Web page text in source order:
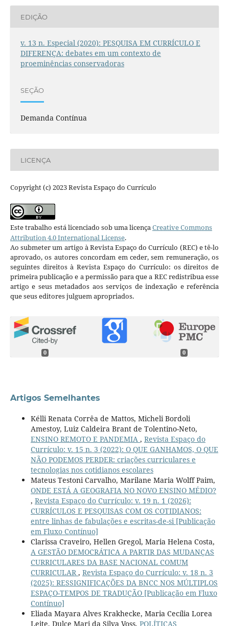
EDIÇÃO
v. 13 n. Especial (2020): PESQUISA EM CURRÍCULO E
DIFERENÇA: debates em um contexto de
proeminências conservadoras
SEÇÃO
Demanda Contínua
LICENÇA
Copyright (c) 2023 Revista Espaço do Currículo
Este trabalho está licenciado sob uma licençaCreative Commons
Attribution 4.0 International License.
Ao submeter um artigo à Revista Espaço do Currículo (REC) e tê-lo
aprovado, os autores concordam em ceder, sem remuneração, os
seguintes direitos à Revista Espaço do Currículo: os direitos de
primeira publicação e a permissão para que a REC redistribua esse
artigo e seus metadados aos serviços de indexação e referência
que seus editores julguem apropriados.
0 0
Artigos Semelhantes
Kélli Renata Corrêa de Mattos, Micheli Bordoli
Amestoy, Luiz Caldeira Brant de Tolentino-Neto,
ENSINO REMOTO E PANDEMIA , Revista Espaço do
Currículo: v. 15 n. 3 (2022): O QUE GANHAMOS, O QUE
NÃO PODEMOS PERDER: criações curriculares e
tecnologias nos cotidianos escolares
Mateus Testoni Carvalho, Marilane Maria Wolff Paim,
ONDE ESTÁ A GEOGRAFIA NO NOVO ENSINO MÉDIO?
, Revista Espaço do Currículo: v. 19 n. 1 (2026):
CURRÍCULOS E PESQUISAS COM OS COTIDIANOS:
entre linhas de fabulações e escritas-de-si [Publicação
em Fluxo Contínuo]
Clarissa Craveiro, Hellen Gregol, Maria Helena Costa,
A GESTÃO DEMOCRÁTICA A PARTIR DAS MUDANÇAS
CURRICULARES DA BASE NACIONAL COMUM
CURRICULAR, Revista Espaço do Currículo: v. 18 n. 3
(2025): RESSIGNIFICAÇÕES DA BNCC NOS MÚLTIPLOS
ESPAÇO-TEMPOS DE TRADUÇÃO [Publicação em Fluxo
Contínuo]
Eliada Mayara Alves Krakhecke, Maria Cecília Lorea
Leite, Dulce Mari da Silva Voss, POLÍTICAS